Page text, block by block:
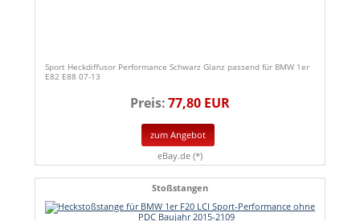
Sport Heckdiffusor Performance Schwarz Glanz passend für BMW 1er
E82 E88 07-13
Preis:77,80 EUR
zum Angebot
eBay.de (*)
Stoßstangen